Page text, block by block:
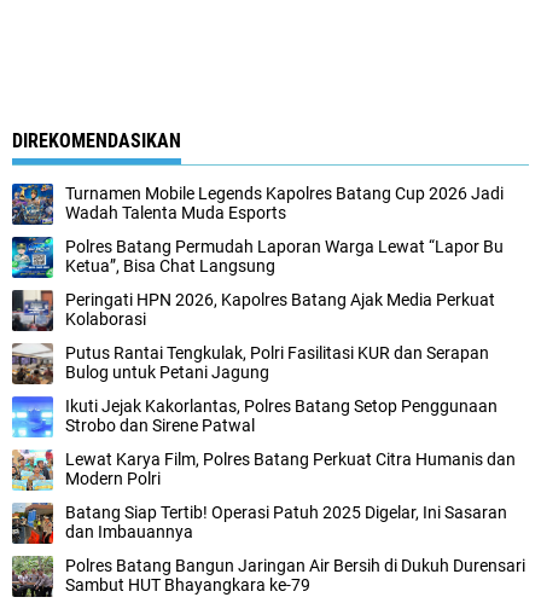
DIREKOMENDASIKAN
Turnamen Mobile Legends Kapolres Batang Cup 2026 Jadi
Wadah Talenta Muda Esports
Polres Batang Permudah Laporan Warga Lewat “Lapor Bu
Ketua”, Bisa Chat Langsung
Peringati HPN 2026, Kapolres Batang Ajak Media Perkuat
Kolaborasi
Putus Rantai Tengkulak, Polri Fasilitasi KUR dan Serapan
Bulog untuk Petani Jagung
Ikuti Jejak Kakorlantas, Polres Batang Setop Penggunaan
Strobo dan Sirene Patwal
Lewat Karya Film, Polres Batang Perkuat Citra Humanis dan
Modern Polri
Batang Siap Tertib! Operasi Patuh 2025 Digelar, Ini Sasaran
dan Imbauannya
Polres Batang Bangun Jaringan Air Bersih di Dukuh Durensari
Sambut HUT Bhayangkara ke-79